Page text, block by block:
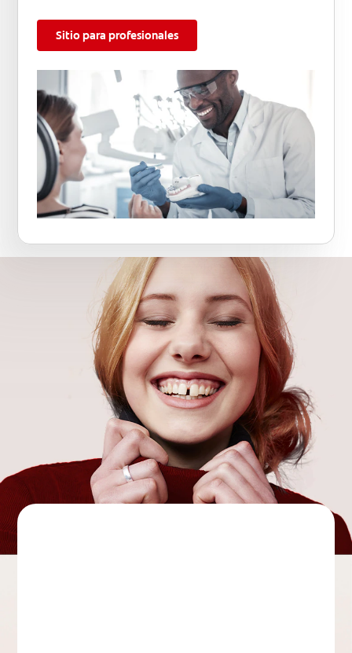
Sitio para profesionales